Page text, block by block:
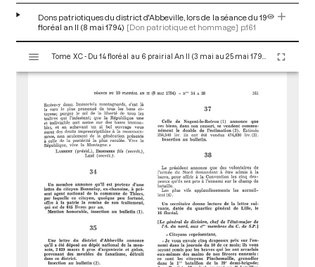
Dons patriotiques du district d'Abbeville, lors de la séance du 19
floréal an II (8 mai 1794) [Don patriotique et hommage] p.161
s